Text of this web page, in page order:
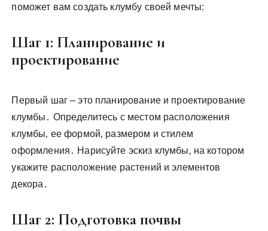
поможет вам создать клумбу своей мечты:
Шаг 1: Планирование и
проектирование
Первый шаг – это планирование и проектирование
клумбы․ Определитесь с местом расположения
клумбы‚ ее формой‚ размером и стилем
оформления․ Нарисуйте эскиз клумбы‚ на котором
укажите расположение растений и элементов
декора․
Шаг 2: Подготовка почвы